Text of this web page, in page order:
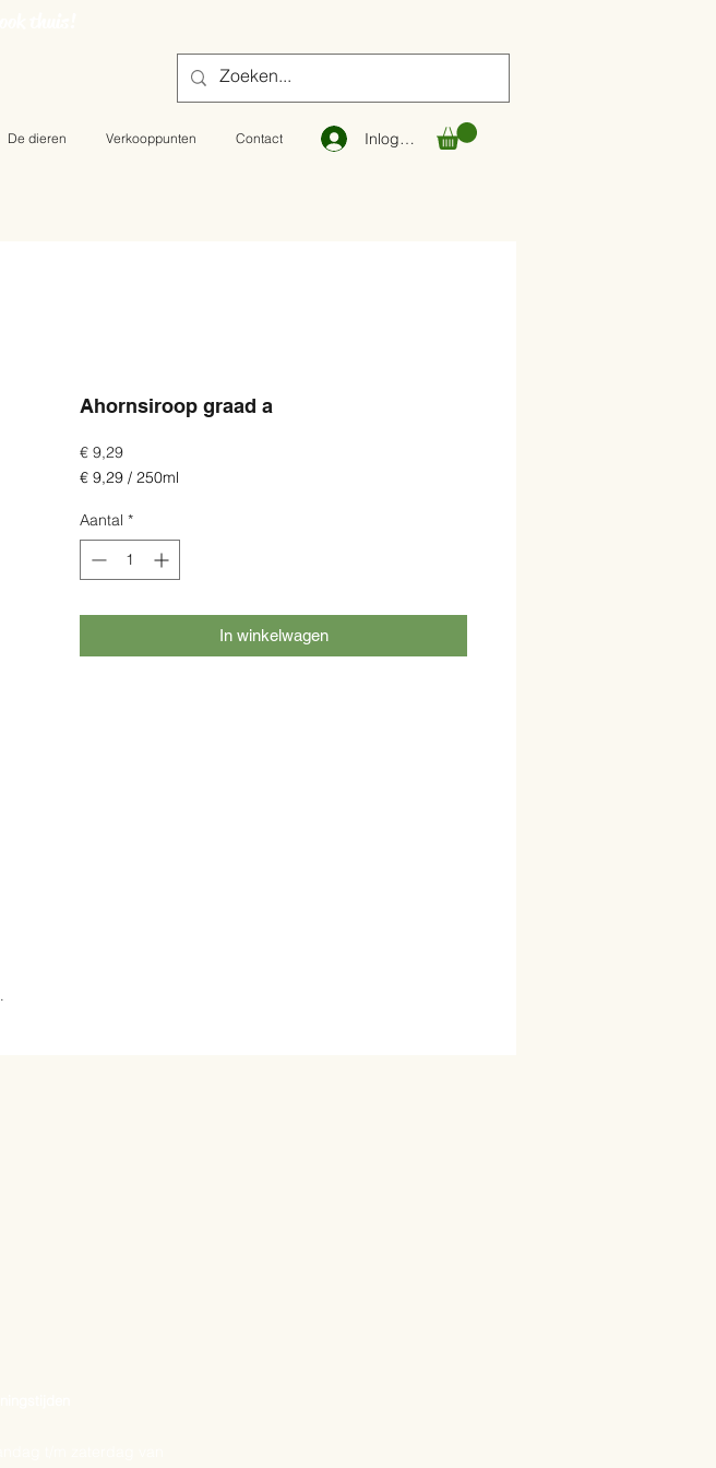
De dieren Verkooppunten Contact Inloggen
Ahornsiroop graad a
€ 9,29Prijs
€ 9,29 / 250ml
per
250
Milliliters
Aantal *
In winkelwagen